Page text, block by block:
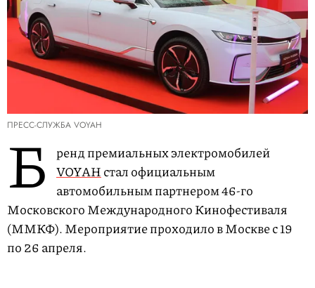
ПРЕСС-СЛУЖБА VOYAH
Б
ренд премиальных электромобилей
VOYAHстал официальным
автомобильным партнером 46-го
Московского Международного Кинофестиваля
(ММКФ). Мероприятие проходило в Москве с 19
по 26 апреля.